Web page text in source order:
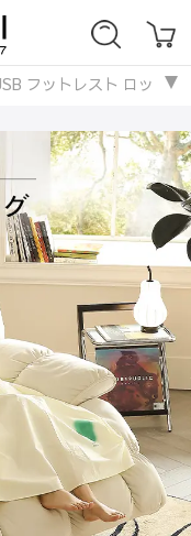
フットレスト ロッキ
USB フットレスト ロ
ットレスト ロッキング
フットレスト ロッキン
フットレスト ロッキ
ァー USB フットレスト
USB フットレスト ロッ
USB フットレスト ロッ